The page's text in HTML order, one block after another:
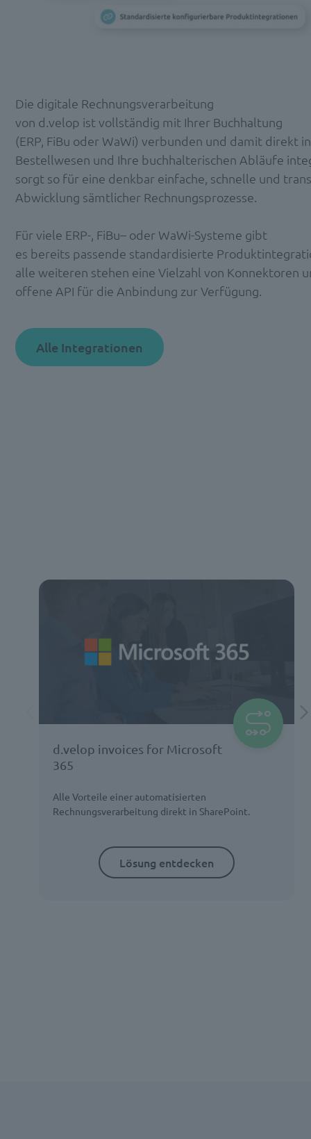
Die digitale Rechnungsverarbeitung
von d.velop istvollständig mit Ihrer Buchhaltung
(ERP, FiBu oder WaWi) verbunden und damit direkt
Bestellwesen und Ihre buchhalterischen Abläufe
sorgt so für eine denkbar einfache, schnelle und
Abwicklung sämtlicher Rechnungsprozesse.
Für viele ERP-, FiBu– oder WaWi-Systeme gibt
es bereits passende standardisierte
alleweiteren stehen eine Vielzahlvon Konnektoren
offene API für die Anbindung zur Verfügung.
Alle Integrationen
d.velop invoices for Microsoft
365
Alle Vorteile einer automatisierten
Rechnungsverarbeitung direkt in SharePoint.
Lösung entdecken